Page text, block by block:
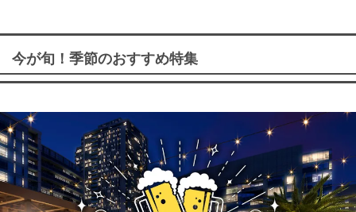
今が旬！季節のおすすめ特集